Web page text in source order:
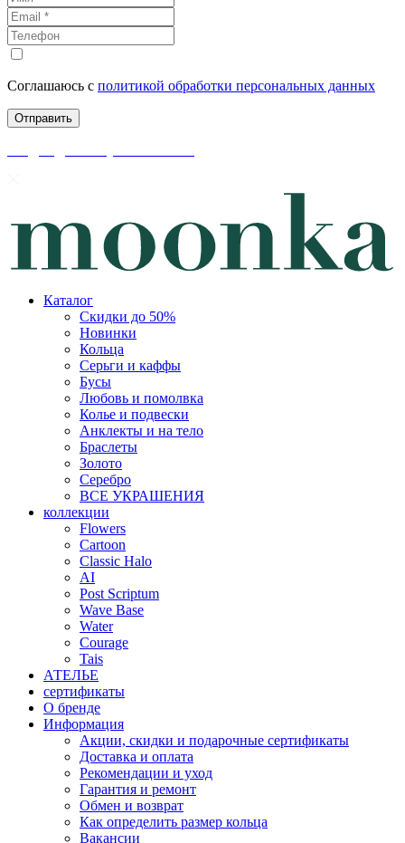
Соглашаюсь с политикой обработки персональных данных
Каталог
Скидки до 50%
Новинки
Кольца
Серьги и каффы
Бусы
Любовь и помолвка
Колье и подвески
Анклекты и на тело
Браслеты
Золото
Серебро
ВСЕ УКРАШЕНИЯ
коллекции
Flowers
Cartoon
Classic Halo
AI
Post Scriptum
Wave Base
Water
Courage
Tais
АТЕЛЬЕ
сертификаты
О бренде
Информация
Акции, скидки и подарочные сертификаты
Доставка и оплата
Рекомендации и уход
Гарантия и ремонт
Обмен и возврат
Как определить размер кольца
Вакансии